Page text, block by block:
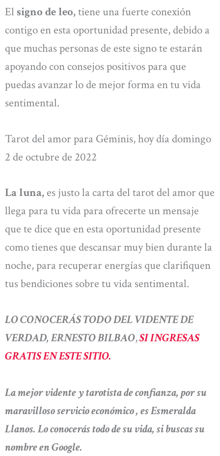
El signo de leo,tiene una fuerte conexión
contigo en esta oportunidad presente, debido a
que muchas personas de este signo te estarán
apoyando con consejos positivos para que
puedas avanzar lo de mejor forma en tu vida
sentimental.
Tarot del amor para Géminis, hoy día domingo
2 de octubre de 2022
La luna, es justo la carta del tarot del amor que
llega para tu vida para ofrecerte un mensaje
que te dice que en esta oportunidad presente
como tienes que descansar muy bien durante la
noche, para recuperar energías que clarifiquen
tus bendiciones sobre tu vida sentimental.
LO CONOCERÁS TODO DEL VIDENTE DE
VERDAD, ERNESTO BILBAO,SI INGRESAS
GRATIS EN ESTE SITIO.
La mejor vidente y tarotista de confianza, por su
maravilloso servicio económico , es Esmeralda
Llanos. Lo conocerás todo de su vida, si buscas su
nombre en Google.